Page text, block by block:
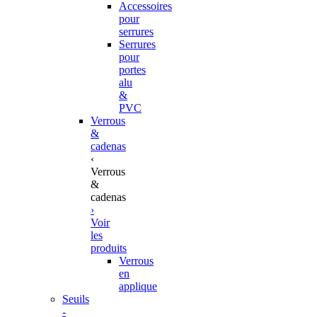
Accessoires
pour
serrures
Serrures
pour
portes
alu
&
PVC
Verrous
&
cadenas
‹
Verrous
&
cadenas
›
Voir
les
produits
Verrous
en
applique
Seuils
-